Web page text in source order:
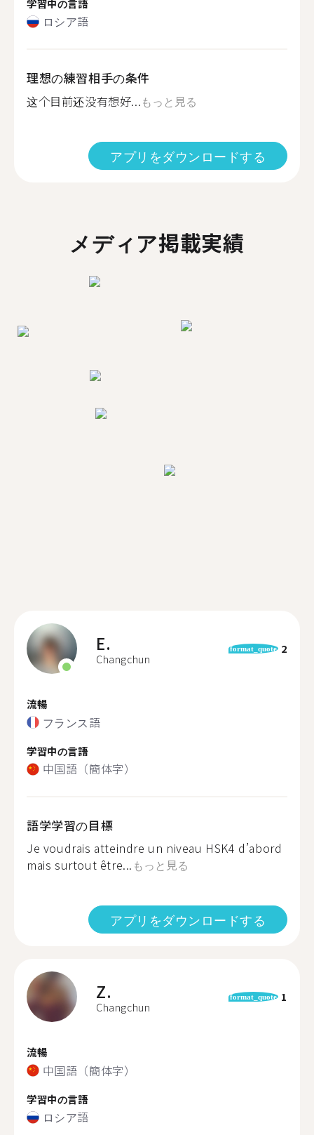
ロシア語
理想の練習相手の条件
这个目前还没有想好...もっと見る
アプリをダウンロードする
メディア掲載実績
E.
Changchun
format_quote 2
流暢
フランス語
学習中の言語
中国語（簡体字）
語学学習の目標
Je voudrais atteindre un niveau HSK4 d’abord
mais surtout être... もっと見る
アプリをダウンロードする
Z.
Changchun
format_quote 1
流暢
中国語（簡体字）
学習中の言語
ロシア語